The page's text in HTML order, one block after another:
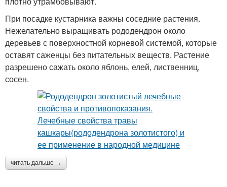
При посадке кустарника важны соседние растения.
Нежелательно выращивать рододендрон около
деревьев с поверхностной корневой системой, которые
оставят саженцы без питательных веществ. Растение
разрешено сажать около яблонь, елей, лиственниц,
сосен.
читать дальше →